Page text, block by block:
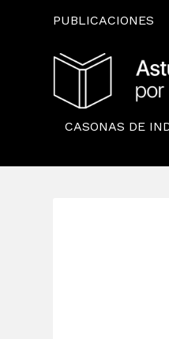
PUBLICACIONES
CASONAS DE